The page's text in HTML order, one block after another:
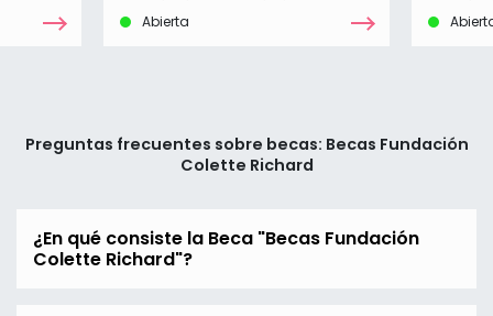
Abierta
Preguntas frecuentes sobre becas: Becas Fundación
Colette Richard
¿En qué consiste la Beca "Becas Fundación
Colette Richard"?